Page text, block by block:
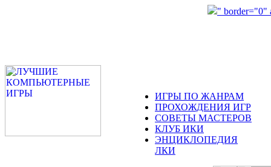
" border="0"
ИГРЫ ПО ЖАНРАМ
ПРОХОЖДЕНИЯ ИГР
СОВЕТЫ МАСТЕРОВ
КЛУБ ИКИ
ЭНЦИКЛОПЕДИЯ
ЛКИ